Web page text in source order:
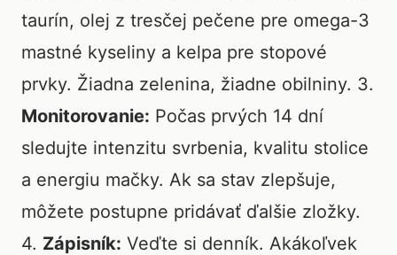
taurín, olej z tresčej pečene pre omega-3
mastné kyseliny a kelpa pre stopové
prvky. Žiadna zelenina, žiadne obilniny. 3.
Monitorovanie: Počas prvých 14 dní
sledujte intenzitu svrbenia, kvalitu stolice
a energiu mačky. Ak sa stav zlepšuje,
môžete postupne pridávať ďalšie zložky.
4. Zápisník: Veďte si denník. Akákoľvek